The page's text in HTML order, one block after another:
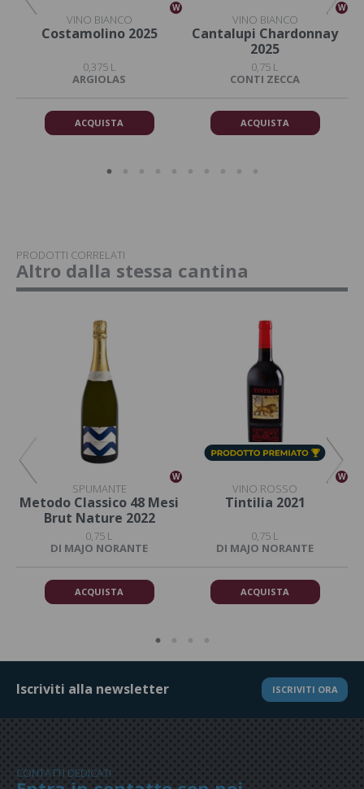
W
VINO BIANCO
Costamolino 2025
0,375 L
ARGIOLAS
ACQUISTA
W
VINO BIANCO
Cantalupi Chardonnay
2025
0,75 L
CONTI ZECCA
ACQUISTA
PRODOTTI CORRELATI
Altro dalla stessa cantina
W
SPUMANTE
Metodo Classico 48 Mesi
Brut Nature 2022
0,75 L
DI MAJO NORANTE
ACQUISTA
W
VINO ROSSO
Tintilia 2021
0,75 L
DI MAJO NORANTE
ACQUISTA
Iscriviti alla newsletter ISCRIVITI ORA
CONTATTI DEDICATI